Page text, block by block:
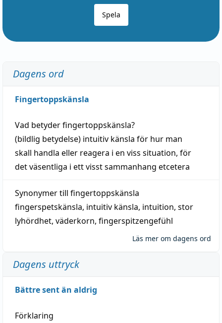
Spela
Dagens ord
Fingertoppskänsla
Vad betyderfingertoppskänsla?
(bildlig betydelse) intuitiv känsla för hur man
skall handla eller reagera i en viss situation, för
det väsentliga i ett visstsammanhang etcetera
Synonymer till fingertoppskänsla
fingerspetskänsla, intuitiv känsla, intuition, stor
lyhördhet, väderkorn, fingerspitzengefühl
Läs mer om dagens ord
Dagens uttryck
Bättre sent än aldrig
Förklaring